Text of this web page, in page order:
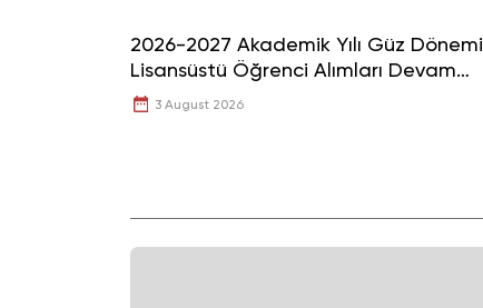
2026-2027 Akademik Yılı Güz Dönemi
Lisansüstü Öğrenci Alımları Devam
Ediyor.3 August 2026